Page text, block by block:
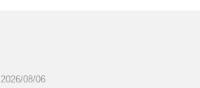
2026/08/06